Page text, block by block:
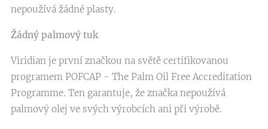
nepoužívá žádné plasty.
Žádný palmový tuk
Viridian je první značkou na světě certifikovanou
programem POFCAP - The Palm Oil Free Accreditation
Programme. Ten garantuje, že značka nepoužívá
palmový olej ve svých výrobcích ani při výrobě.